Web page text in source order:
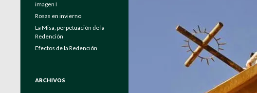
imagen I
Rosas en invierno
La Misa, perpetuación de la
Redención
Efectos de la Redención
ARCHIVOS